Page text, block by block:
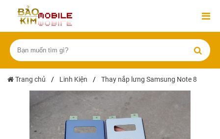
Trang chủ / Linh Kiện / Thay nắp lưng Samsung Note 8